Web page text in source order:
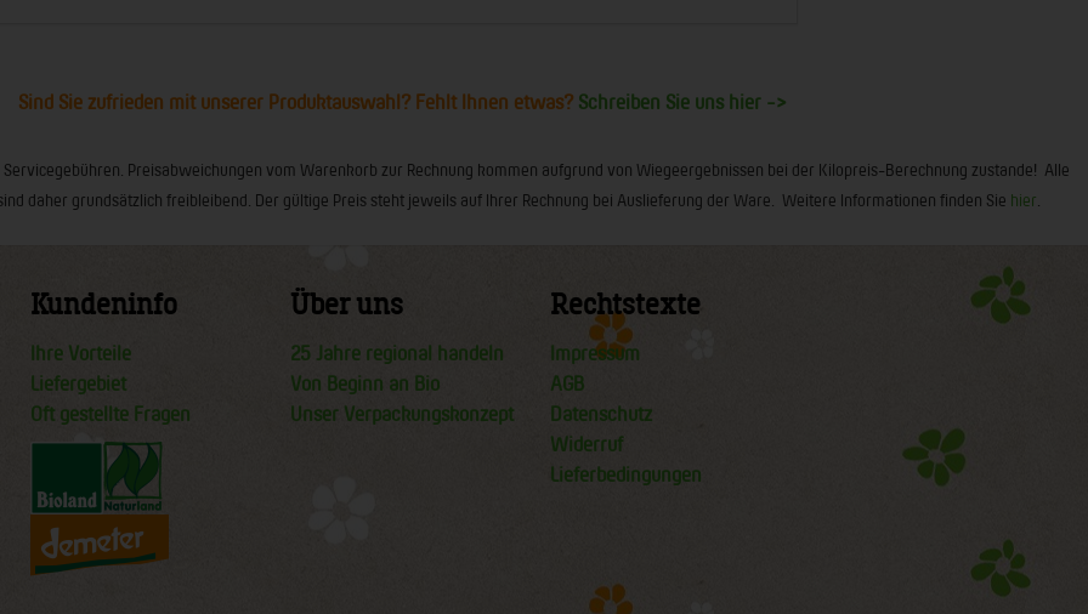
Sind Sie zufrieden mit unserer Produktauswahl? Fehlt Ihnen etwas? Schreiben Sie uns hier ->
Preisabweichungen vom Warenkorb zur Rechnung kommen aufgrund von Wiegeergebnissen bei der Kilopreis-Berechnung zustande! Alle
daher grundsätzlich freibleibend. Der gültige Preis steht jeweils auf Ihrer Rechnung bei Auslieferung der Ware. Weitere Informationen finden Sie hier.
Kundeninfo
Ihre Vorteile
Liefergebiet
Oft gestellte Fragen
Über uns
25 Jahre regional handeln
Von Beginn an Bio
Unser Verpackungskonzept
Rechtstexte
Impressum
AGB
Datenschutz
Widerruf
Lieferbedingungen